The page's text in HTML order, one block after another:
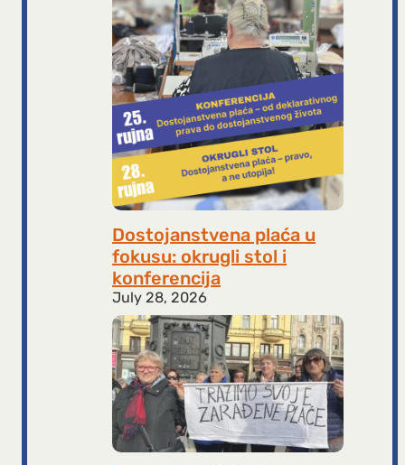
Dostojanstvena plaća u
fokusu: okrugli stol i
konferencija
July 28, 2026